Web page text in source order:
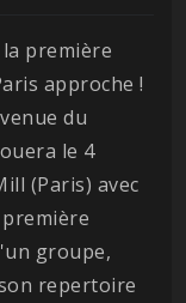
première
approche !
du
le 4
(Paris) avec
groupe,
repertoire